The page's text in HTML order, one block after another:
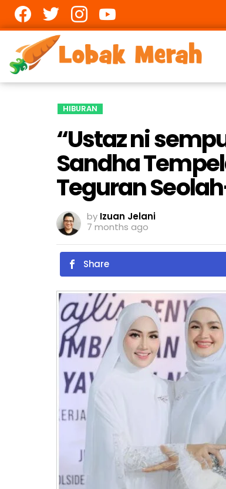
HIBURAN
“Ustaz ni
Sandha
Teguran
by Izuan Jelani
7 months ago
Share